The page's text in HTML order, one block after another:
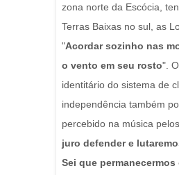
zona norte da Escócia,
Terras Baixas no sul, as
"Acordar sozinho nas
o vento em seu rosto".
identitário do sistema de
independência também
percebido na música
juro defender e
Sei que permanecermos